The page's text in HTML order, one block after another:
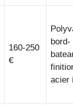
160‑250
€
bord-
acier